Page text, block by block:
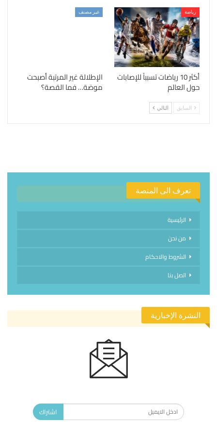
رياضة
أكثر 10 رياضات تسبباً للإصابات
حول العالم
غير مصنف
الإطلالة غير المرتبة أصبحت
موضة… فما القصة؟
السابق التالي
تعرف الى المنصة
الرئيسية
من نحن
الشروط والاحكام
اتصل بنا
النشرة الإخبارية
اشتراك